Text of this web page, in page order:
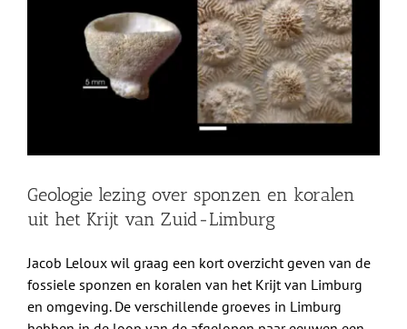
BEZOEK
Geologie lezing over sponzen en koralen
uit het Krijt van Zuid-Limburg
Jacob Leloux wil graag een kort overzicht geven van de
fossiele sponzen en koralen van het Krijt van Limburg
en omgeving. De verschillende groeves in Limburg